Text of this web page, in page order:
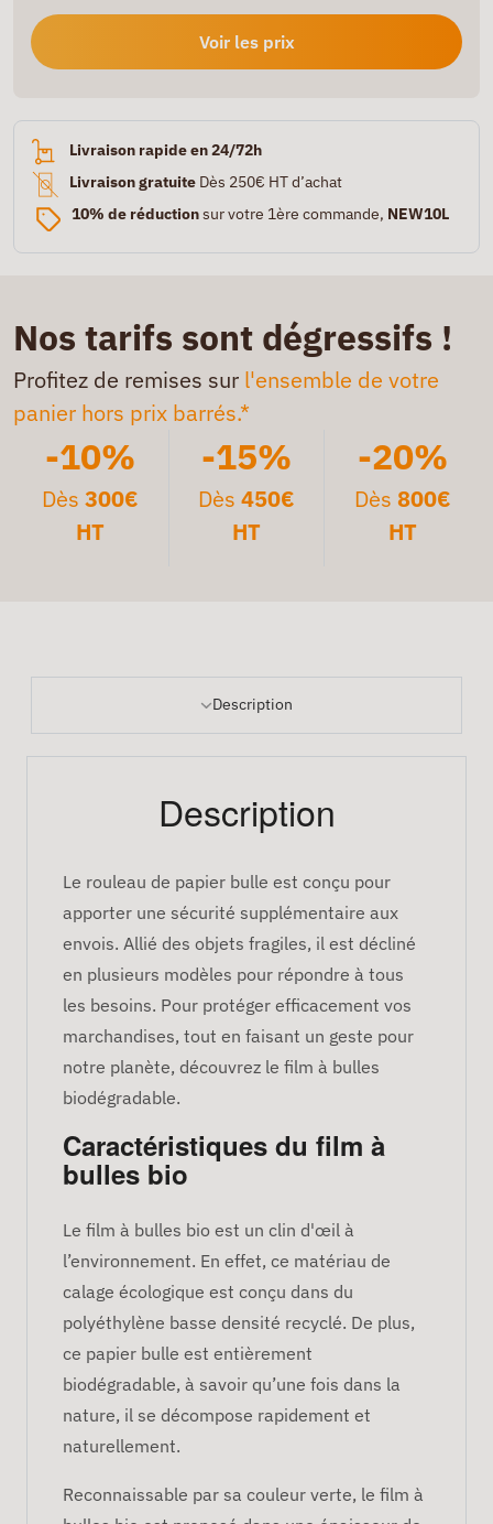
Voir les prix
Livraison rapide en 24/72h
Livraison gratuite Dès 250€ HT d’achat
10% de réductionsur votre 1ère commande, NEW10L
Nos tarifs sont dégressifs !
Profitez de remises sur l'ensemble de votre
panier hors prix barrés.*
-10%
Dès300€
HT
-15%
Dès 450€
HT
-20%
Dès 800€
HT
Description
Description
Le rouleau de papier bulle est conçu pour
apporter une sécurité supplémentaire aux
envois. Allié des objets fragiles, il est décliné
en plusieurs modèles pour répondre à tous
les besoins. Pour protéger efficacement vos
marchandises, tout en faisant un geste pour
notre planète, découvrez le film à bulles
biodégradable.
Caractéristiques du film à
bulles bio
Le film à bulles bio est un clin d'œil à
l’environnement. En effet, ce matériau de
calage écologique est conçu dans du
polyéthylène basse densité recyclé. De plus,
ce papier bulle est entièrement
biodégradable, à savoir qu’une fois dans la
nature, il se décompose rapidement et
naturellement.
Reconnaissable par sa couleur verte, le film à